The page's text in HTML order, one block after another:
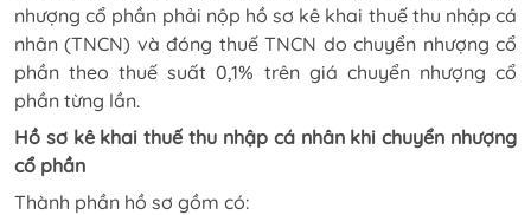
nhượng cổ phần phải nộp hồ sơ kê khai thuế thu nhập cá
nhân (TNCN) và đóng thuế TNCN do chuyển nhượng cổ
phần theo thuế suất 0,1% trên giá chuyển nhượng cổ
phần từng lần.
Hồ sơ kê khai thuế thu nhập cá nhân khi chuyển nhượng
cổ phần
Thành phần hồ sơ gồm có: